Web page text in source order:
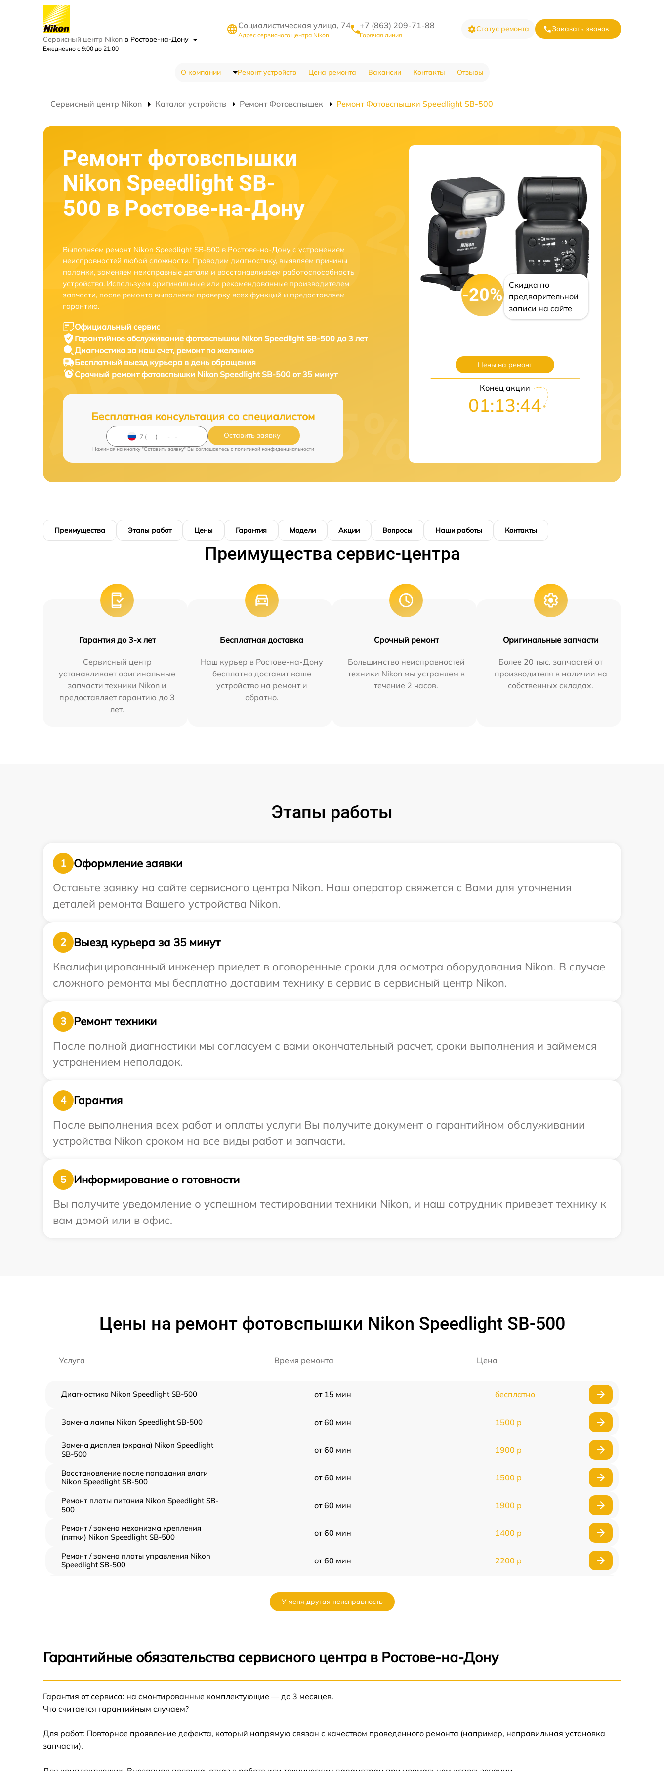
Сервисный центр Nikon в Ростове-на-Дону
Ежедневно с 9:00 до 21:00
Социалистическая улица, 74
Адрес сервисного центра Nikon
+7 (863) 209-71-88
Горячая линия
Статус ремонта Заказать звонок
О компании Ремонт устройств Цена ремонта Вакансии Контакты Отзывы
Сервисный центр Nikon Каталог устройств Ремонт Фотовспышек Ремонт Фотовспышки Speedlight SB-500
Ремонт фотовспышки
Nikon Speedlight SB-
500 в Ростове-на-Дону
Выполняем ремонт Nikon Speedlight SB-500 в Ростове-на-Дону с устранением
неисправностей любой сложности. Проводим диагностику, выявляем причины
поломки, заменяем неисправные детали и восстанавливаем работоспособность
устройства. Используем оригинальные или рекомендованные производителем
запчасти, после ремонта выполняем проверку всех функций и предоставляем
гарантию.
Официальный сервис
Гарантийное обслуживание фотовспышки Nikon Speedlight SB-500 до 3 лет
Диагностика за наш счет, ремонт по желанию
Бесплатный выезд курьера в день обращения
Срочный ремонтфотовспышки Nikon Speedlight SB-500 от 35 минут
Бесплатная консультация со специалистом
Оставить заявку
Нажимая на кнопку "Оставить заявку" Вы соглашаетесь c политикой конфиденциальности
-20%
Скидка по
предварительной
записи на сайте
Цены на ремонт
Конец акции
01:13:43
Преимущества Этапы работ Цены Гарантия Модели Акции Вопросы Наши работы Контакты
Преимущества сервис-центра
Гарантия до 3-х лет
Сервисный центр
устанавливает оригинальные
запчасти техники Nikon и
предоставляет гарантию до 3
лет.
Бесплатная доставка
Наш курьер в Ростове-на-Дону
бесплатно доставит ваше
устройство на ремонт и
обратно.
Срочный ремонт
Большинство неисправностей
техники Nikon мы устраняем в
течение 2 часов.
Оригинальные запчасти
Более 20 тыс. запчастей от
производителя в наличии на
собственных складах.
Этапы работы
1
Оформление заявки
Оставьте заявку на сайте сервисного центра Nikon. Наш оператор свяжется с Вами для уточнения
деталей ремонта Вашего устройства Nikon.
2
Выезд курьера за 35 минут
Квалифицированный инженер приедет в оговоренные сроки для осмотра оборудования Nikon. В случае
сложного ремонта мы бесплатно доставим технику в сервис в сервисный центр Nikon.
3
Ремонт техники
После полной диагностики мы согласуем с вами окончательный расчет, сроки выполнения и займемся
устранением неполадок.
4
Гарантия
После выполнения всех работ и оплаты услуги Вы получите документ о гарантийном обслуживании
устройства Nikon сроком на все виды работ и запчасти.
5
Информирование о готовности
Вы получите уведомление о успешном тестировании техники Nikon, и наш сотрудник привезет технику к
вам домой или в офис.
Цены на ремонт фотовспышки Nikon Speedlight SB-500
Услуга Время ремонта Цена
Диагностика Nikon Speedlight SB-500 от 15 мин бесплатно
Замена лампы Nikon Speedlight SB-500 от 60 мин 1500 р
Замена дисплея (экрана) Nikon Speedlight
SB-500
от 60 мин 1900 р
Восстановление после попадания влаги
Nikon Speedlight SB-500
от 60 мин 1500 р
Ремонт платы питания Nikon Speedlight SB-
500
от 60 мин 1900 р
Ремонт / замена механизма крепления
(пятки) Nikon Speedlight SB-500
от 60 мин 1400 р
Ремонт / замена платы управления Nikon
Speedlight SB-500
от 60 мин 2200 р
У меня другая неисправность
Гарантийные обязательства сервисного центра в Ростове-на-Дону
Гарантия от сервиса: на смонтированные комплектующие — до 3 месяцев.
Что считается гарантийным случаем?
Для работ: Повторное проявление дефекта, который напрямую связан с качеством проведенного ремонта (например, неправильная установка
запчасти).